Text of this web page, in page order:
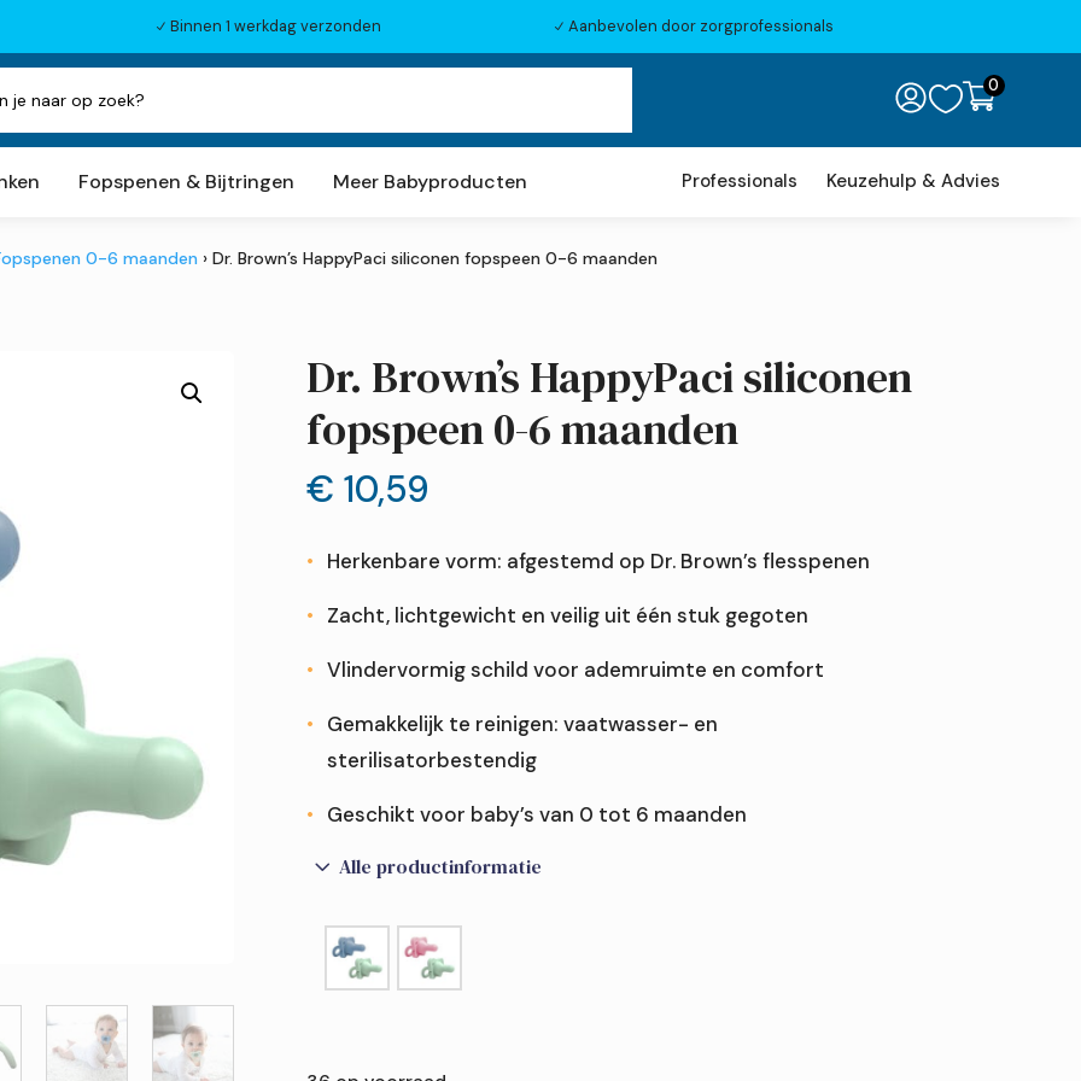
N Binnen 1 werkdag verzonden N Aanbevolen door zorgprofessionals
 0
halsfles?
én fles?
rietjesbeker?
Fopspenen & Bijtringen Meer Babyproducten
of fles?
van mijn baby?
te steriliseren?
Professionals Keuzehulp & Advies
0-6 maanden › Dr. Brown’s HappyPaci siliconen fopspeen 0-6 maanden
Dr. Brown’s HappyPaci siliconen
fopspeen 0-6 maanden
€ 10,59
Herkenbare vorm: afgestemd op Dr. Brown’s flesspenen
Zacht, lichtgewicht en veilig uit één stuk gegoten
Vlindervormig schild voor ademruimte en comfort
Gemakkelijk te reinigen: vaatwasser- en
sterilisatorbestendig
Geschikt voor baby’s van 0 tot 6 maanden
3 Alle productinformatie